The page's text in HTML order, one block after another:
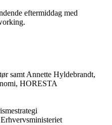
eftermiddag med
samt Annette Hyldebrandt,
HORESTA